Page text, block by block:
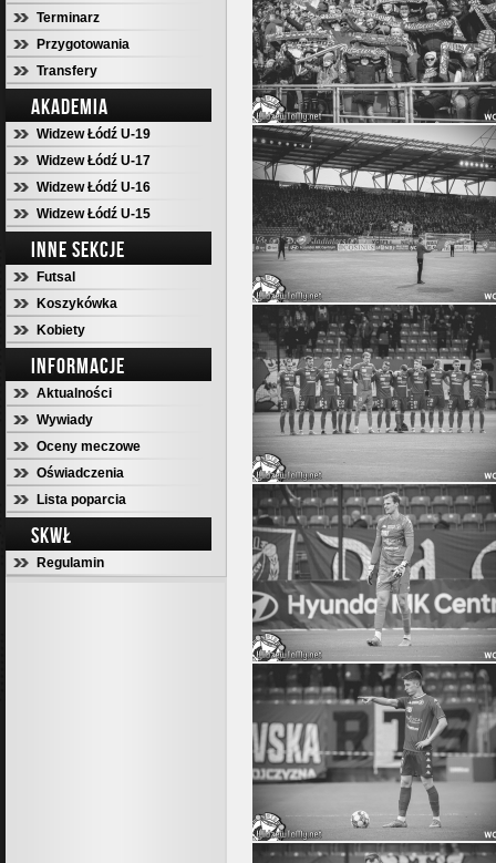
Terminarz
Przygotowania
Transfery
AKADEMIA
Widzew Łódź U-19
Widzew Łódź U-17
Widzew Łódź U-16
Widzew Łódź U-15
INNE SEKCJE
Futsal
Koszykówka
Kobiety
INFORMACJE
Aktualności
Wywiady
Oceny meczowe
Oświadczenia
Lista poparcia
SKWŁ
Regulamin